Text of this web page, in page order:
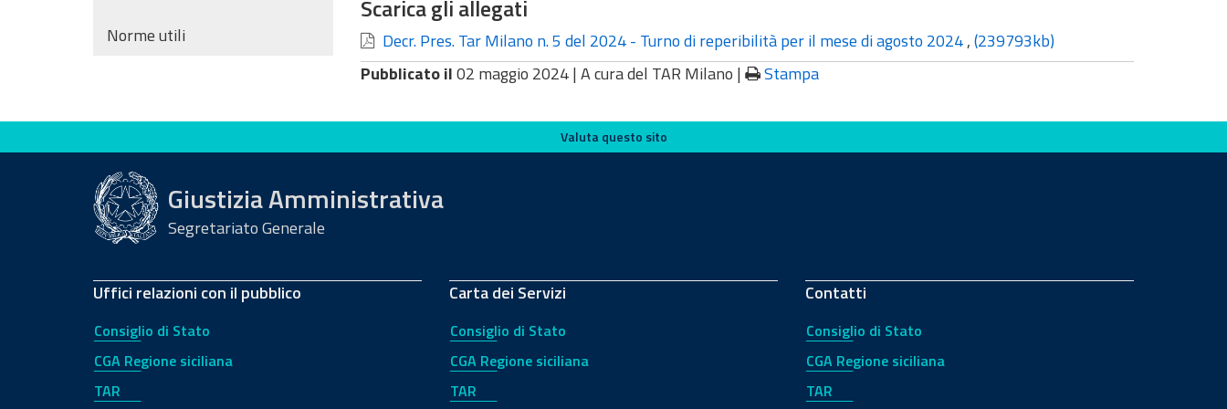
Norme utili
Scarica gli allegati
Decr. Pres. Tar Milano n. 5 del 2024 - Turno di reperibilità per il mese di agosto 2024,(239793kb)
Pubblicato il02 maggio 2024 | A cura del TAR Milano | Stampa
Valuta questo sito Valuta questo sito
Giustizia Amministrativa
Segretariato Generale
Uffici relazioni con il pubblico
Consiglio di Stato
CGA Regione siciliana
TAR
Carta dei Servizi
Consiglio di Stato
CGA Regione siciliana
TAR
Contatti
Consiglio di Stato
CGA Regione siciliana
TAR